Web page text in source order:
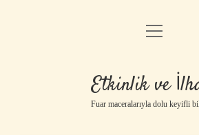
Anasayfa
Gizlilik Politikası
Yasal Uyarı
menüyü
Etkinlik ve
Fuar maceralarıyla dolu keyifli